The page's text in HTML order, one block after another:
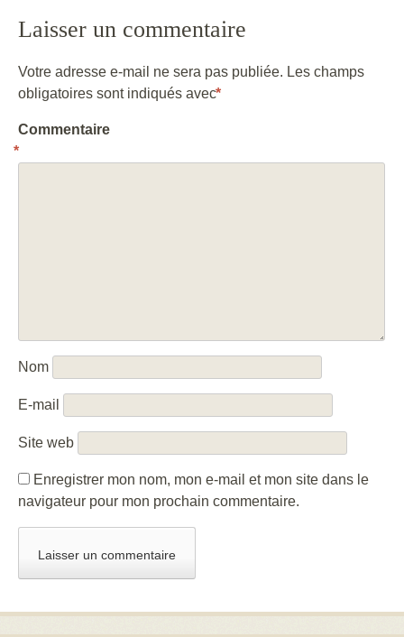
Laisser un commentaire
Votre adresse e-mail ne sera pas publiée. Les champs
obligatoires sont indiqués avec*
Commentaire
*
Nom
E-mail
Site web
Enregistrer mon nom, mon e-mail et mon site dans le
navigateur pour mon prochain commentaire.